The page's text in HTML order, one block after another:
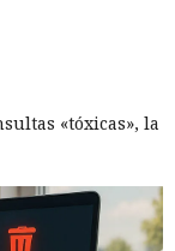
«tóxicas», la